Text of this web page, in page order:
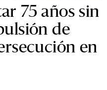
75 años sin
de
en